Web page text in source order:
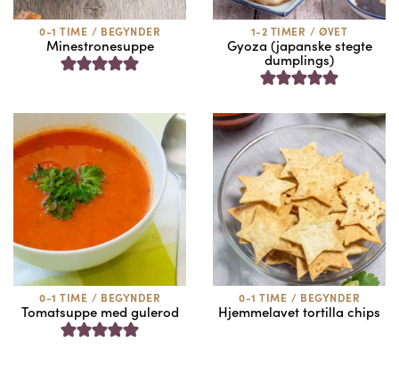
0-1 TIME / BEGYNDER
Minestronesuppe
1-2 TIMER /ØVET
Gyoza (japanske stegte
dumplings)
0-1 TIME / BEGYNDER
Tomatsuppe med gulerod
0-1 TIME / BEGYNDER
Hjemmelavet tortilla chips